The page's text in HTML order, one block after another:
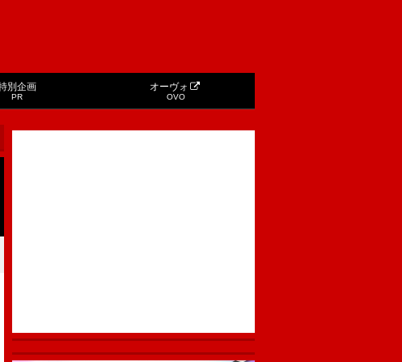
別企画
PR
オーヴォ
OVO